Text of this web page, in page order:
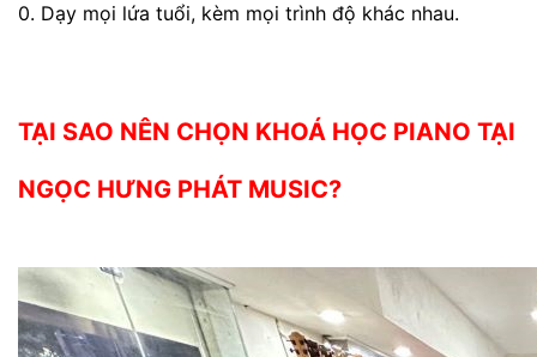
0. Dạy mọi lứa tuổi, kèm mọi trình độ khác nhau.
TẠI SAO NÊN CHỌN KHOÁ HỌC PIANO TẠI
NGỌC HƯNG PHÁT MUSIC?